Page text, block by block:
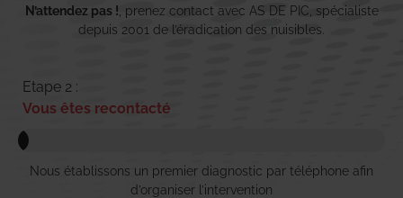
N’attendez pas ! , prenez contact avec AS DE PIC, spécialiste
depuis 2001 de l’éradication des nuisibles.
Etape 2 :
Vous êtes recontacté
Nous établissons un premier diagnostic par téléphone afin
d’organiser l’intervention